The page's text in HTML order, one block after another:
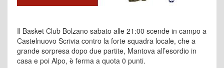
Il Basket Club Bolzano sabato alle 21:00 scende in campo a
Castelnuovo Scrivia contro la forte squadra locale, che a
grande sorpresa dopo due partite, Mantova all’esordio in
casa e poi Alpo, è ferma a quota 0 punti.